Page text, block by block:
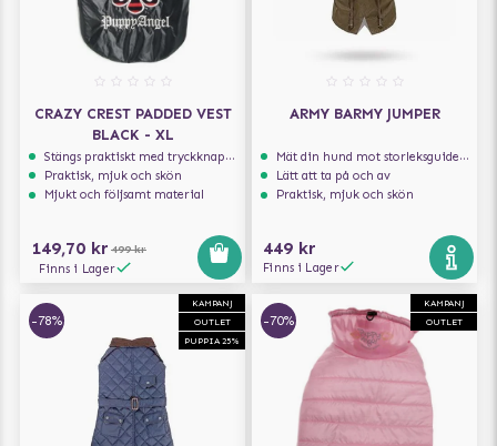
CRAZY CREST PADDED VEST
BLACK - XL
Stängs praktiskt med tryckknappar
Praktisk, mjuk och skön
Mjukt och följsamt material
149,70 kr 499 kr
Finns i Lager
ARMY BARMY JUMPER
Mät din hund mot storleksguiden för att få rätt storlek
Lätt att ta på och av
Praktisk, mjuk och skön
449 kr
Finns i Lager
KAMPANJ
OUTLET
PUPPIA 25%
-78%
KAMPANJ
OUTLET
-70%